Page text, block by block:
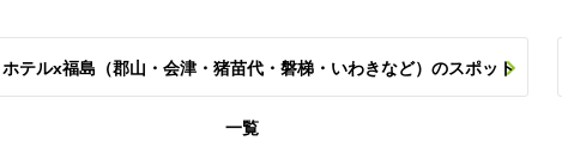
テルx福島（郡山・会津・猪苗代・磐梯・いわきなど）のスポット
一覧